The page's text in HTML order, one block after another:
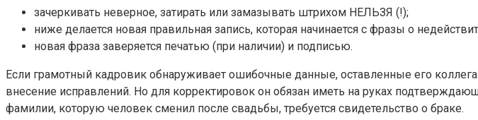
зачеркивать неверное, затирать или замазывать штрихом НЕЛЬЗЯ (!);
ниже делается новая правильная запись, которая начинается с фразы о
новая фраза заверяется печатью (при наличии) и подписью.
Если грамотный кадровик обнаруживает ошибочные данные, оставленные его
внесение исправлений. Но для корректировок он обязан иметь на руках
фамилии, которую человек сменил после свадьбы, требуется свидетельство о браке.